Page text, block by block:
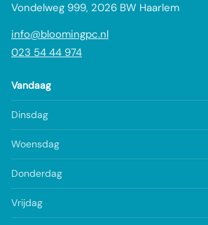
Vondelweg 999, 2026 BW Haarlem
info@bloomingpc.nl
023 54 44 974
Vandaag
Dinsdag
Woensdag
Donderdag
Vrijdag